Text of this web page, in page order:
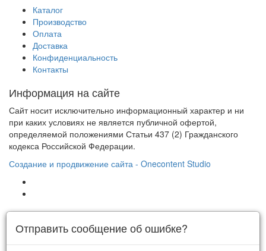
Каталог
Производство
Оплата
Доставка
Конфиденциальность
Контакты
Информация на сайте
Сайт носит исключительно информационный характер и ни
при каких условиях не является публичной офертой,
определяемой положениями Статьи 437 (2) Гражданского
кодекса Российской Федерации.
Создание и продвижение сайта - Onecontent Studio
Отправить сообщение об ошибке?